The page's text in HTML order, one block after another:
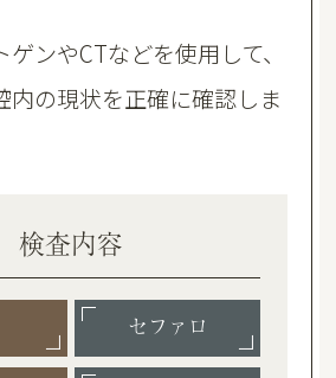
ンやCTなどを使用して、
内の現状を正確に確認しま
検査内容
セファロ